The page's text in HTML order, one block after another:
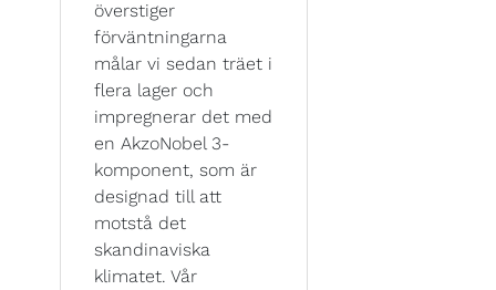
överstiger
förväntningarna
målar vi sedan träet i
flera lager och
impregnerar det med
en AkzoNobel 3-
komponent, som är
designad till att
motstå det
skandinaviska
klimatet. Vår